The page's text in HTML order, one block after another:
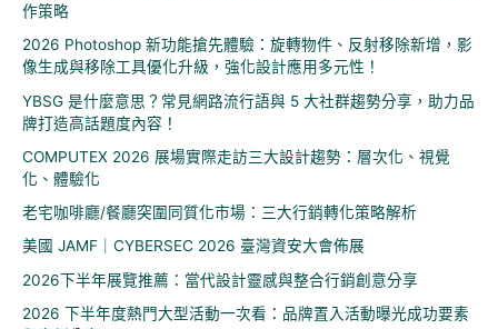
作策略
2026 Photoshop 新功能搶先體驗：旋轉物件、反射移除新增，影
像生成與移除工具優化升級，強化設計應用多元性！
YBSG 是什麼意思？常見網路流行語與 5 大社群趨勢分享，助力品
牌打造高話題度內容！
COMPUTEX 2026 展場實際走訪三大設計趨勢：層次化、視覺
化、體驗化
老宅咖啡廳/餐廳突圍同質化市場：三大行銷轉化策略解析
美國 JAMF｜CYBERSEC 2026 臺灣資安大會佈展
2026下半年展覽推薦：當代設計靈感與整合行銷創意分享
2026 下半年度熱門大型活動一次看：品牌置入活動曝光成功要素